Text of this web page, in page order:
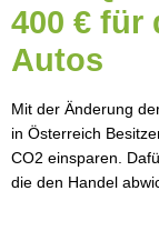
400 € für
Autos
Mit der Änderung
in Österreich
CO2 einsparen.
die den Handel